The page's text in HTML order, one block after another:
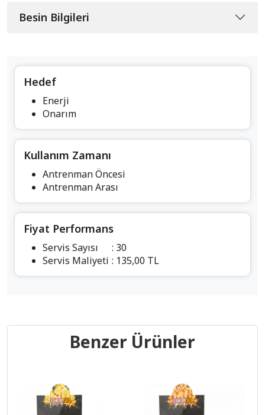
Besin Bilgileri
Hedef
Enerji
Onarım
Kullanım Zamanı
Antrenman Öncesi
Antrenman Arası
Fiyat Performans
Servis Sayısı
: 30
Servis Maliyeti : 135,00 TL
Benzer Ürünler